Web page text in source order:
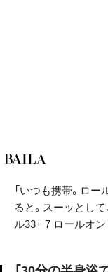
「いつも携帯。ロ
ると。スーッとし
ル33+ 7 ロールオ